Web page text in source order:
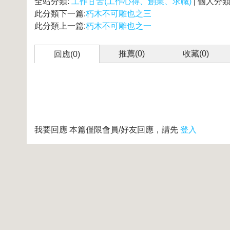
此分類下一篇:朽木不可雕也之三
此分類上一篇:朽木不可雕也之一
回應(0) 推薦(0) 收藏(0)
我要回應 本篇僅限會員/好友回應，請先 登入